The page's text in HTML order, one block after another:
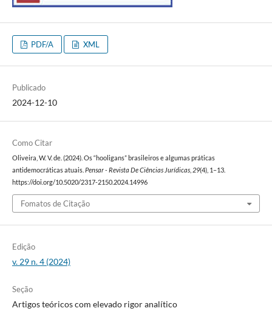
PDF/A XML
Publicado
2024-12-10
Como Citar
Oliveira, W. V. de. (2024). Os “hooligans” brasileiros e algumas práticas
antidemocráticas atuais. Pensar - Revista De Ciências Jurídicas, 29(4), 1–13.
https://doi.org/10.5020/2317-2150.2024.14996
Fomatos de Citação
Edição
v. 29 n. 4 (2024)
Seção
Artigos teóricos com elevado rigor analítico